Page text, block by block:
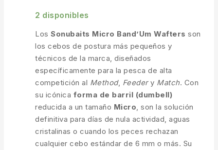
2 disponibles
Los Sonubaits Micro Band’Um Wafters son
los cebos de postura más pequeños y
técnicos de la marca, diseñados
específicamente para la pesca de alta
competición al Method, Feedery Match. Con
su icónica forma de barril (dumbell)
reducida a un tamaño Micro, son la solución
definitiva para días de nula actividad, aguas
cristalinas o cuando los peces rechazan
cualquier cebo estándar de 6 mm o más. Su